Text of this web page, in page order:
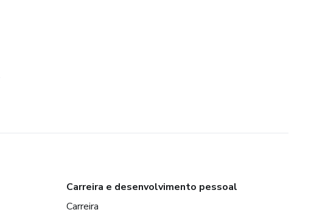
Carreira e desenvolvimento pessoal
Carreira